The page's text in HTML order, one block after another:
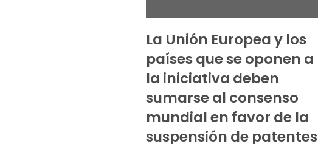
La Unión Europea y los
países que se oponen a
la iniciativa deben
sumarse al consenso
mundial en favor de la
suspensión de patentes